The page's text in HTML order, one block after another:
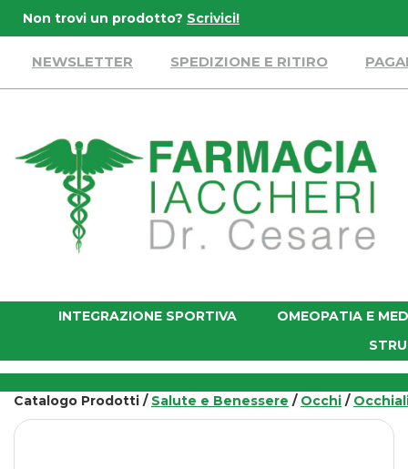
principale
Non trovi un prodotto? Scrivici!
NEWSLETTER SPEDIZIONE E RITIRO
Farmacia
Iaccheri
INTEGRAZIONE SPORTIVA OMEOPATIA E
Catalogo Prodotti / Salute e Benessere / Occhi /